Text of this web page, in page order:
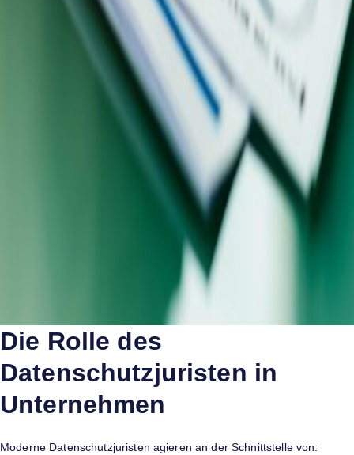
Die Rolle des
Datenschutzjuristen in
Unternehmen
Moderne Datenschutzjuristen agieren an der Schnittstelle von: